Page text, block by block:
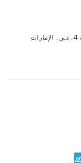
المستودع S4، شارع 26، منطقة القوز الصناعية 4، دبي، الإمارات